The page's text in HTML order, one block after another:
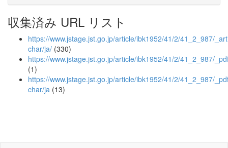
収集済み URL リスト
https://www.jstage.jst.go.jp/article/ibk1952/41/2/41_2_987/
char/ja/ (330)
https://www.jstage.jst.go.jp/article/ibk1952/41/2/41_2_987/
(1)
https://www.jstage.jst.go.jp/article/ibk1952/41/2/41_2_987/
char/ja (13)